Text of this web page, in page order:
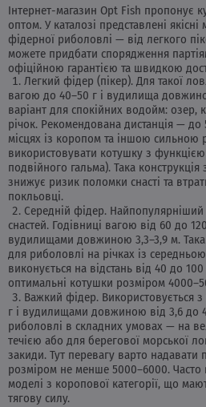
Інтернет-магазин Opt Fish пропонує
оптом. У каталозі представлені
фідерної риболовлі — від легкого
можете придбати спорядження
офіційною гарантією та швидкою
Легкий фідер (пікер). Для такої
вагою до 40–50 г і вудилища
варіант для спокійних водойм: озер,
річок. Рекомендована дистанція — до
місцях із коропом та іншою
використовувати котушку з
подвійного гальма). Така
знижує ризик поломки снасті та
покльовці.
Середній фідер. Найпопулярніший
снастей. Годівниці вагою від 60 до
вудилищами довжиною 3,3–3,9 м. Така
для риболовлі на річках із
виконується на відстань від 40 до
оптимальні котушки розміром
Важкий фідер. Використовується
г і вудилищами довжиною від 3,6 до
риболовлі в складних умовах — на
течією або для берегової морської
закиди. Тут перевагу варто
розміром не менше 5000–6000. Часто
моделі з коропової категорії, що
тягову силу.